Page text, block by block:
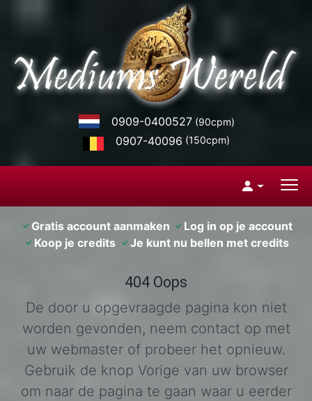
0909-0400527 (90cpm)
0907-40096 (150cpm)
Gratis account aanmaken
Log in op je account
Koop je credits
Je kunt nu bellen met credits
404 Oops
De door u opgevraagde pagina kon niet
worden gevonden, neem contact op met
uw webmaster of probeer het opnieuw.
Gebruik de knop Vorige van uw browser
om naar de pagina te gaan waar u eerder